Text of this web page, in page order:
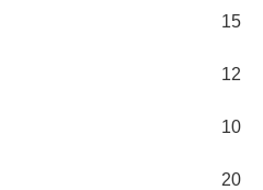
15
12
10
20